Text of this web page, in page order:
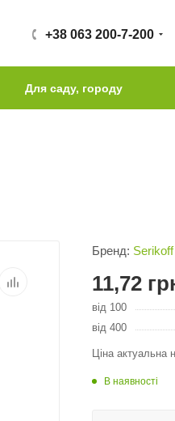
+38 063 200-7-200
Для саду, городу
Бренд: Serikoff
11,72
від 100
від 400
Ціна актуальна
В наявності